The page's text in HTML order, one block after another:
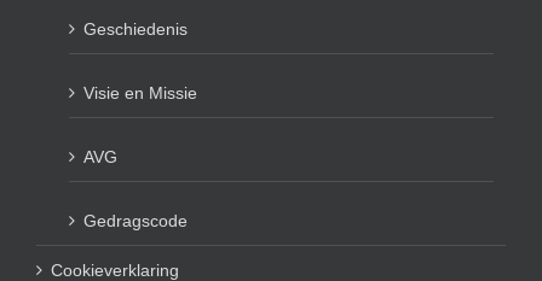
Geschiedenis
Visie en Missie
AVG
Gedragscode
Cookieverklaring